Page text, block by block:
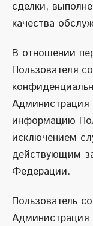
сделки,
качества
В отношении
Пользователя
Администрация
информацию
исключением
действующим
Федерации.
Пользователь
Администрация